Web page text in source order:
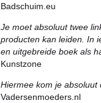
Badschuim.eu
Je moet absoluut twee
producten kan leiden. In
en uitgebreide boek als
Kunstzone
Hiermee kom je absoluut
Vadersenmoeders.nl